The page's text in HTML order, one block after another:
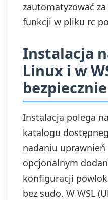
zautomatyzować
funkcji w pliku rc
Instalacja
Linux i w
bezpiecznie
Instalacja polega
katalogu
nadaniu
opcjonalnym
konfiguracji
bez sudo. W WSL